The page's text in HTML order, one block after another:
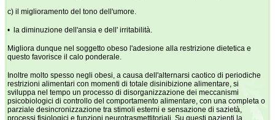
c) il miglioramento del tono dell'umore.
• la diminuzione dell'ansia e dell' irritabilità.
Migliora dunque nel soggetto obeso l'adesione alla restrizione dietetica e
questo favorisce il calo ponderale.
Inoltre molto spesso negli obesi, a causa dell'alternarsi caotico di periodiche
restrizioni alimentari con momenti di totale disinibizione alimentare, si
sviluppa nel tempo un processo di disorganizzazione dei meccanismi
psicobiologici di controllo del comportamento alimentare, con una completa o
parziale desincronizzazione tra stimoli esterni e sensazione di sazietà,
processi fisiologici e funzioni neurotrasmettitoriali. Su questi pazienti la